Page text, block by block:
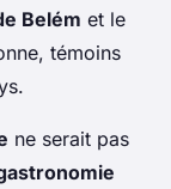
Belém et le
témoins
ne serait pas